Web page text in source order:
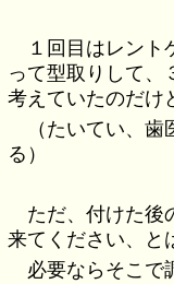
１回目はレント
って型取りして
考えていたのだけ
（たいてい、
る）
ただ、付けた後
来てください、と
必要ならそこで